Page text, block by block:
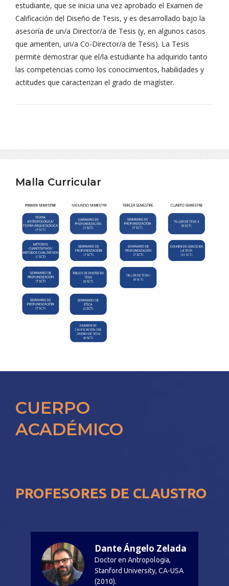
estudiante, que se inicia una vez aprobado el Examen de
Calificación del Diseño de Tesis, y es desarrollado bajo la
asesoría de un/a Director/a de Tesis (y, en algunos casos
que ameriten, un/a Co-Director/a de Tesis). La Tesis
permite demostrar que el/la estudiante ha adquirido tanto
las competencias como los conocimientos, habilidades y
actitudes que caracterizan el grado de magíster.
Malla Curricular
CUERPO
ACADÉMICO
PROFESORES DE CLAUSTRO
Dante Ángelo Zelada
Doctor en Antropologia,
Stanford University, CA-USA
(2010).